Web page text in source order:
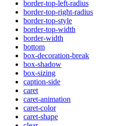
border-top-left-radius
border-top-right-radius
border-top-style
border-top-width
border-width
bottom
box-decoration-break
box-shadow
box-sizing
caption-side
caret
caret-animation
caret-color
caret-shape